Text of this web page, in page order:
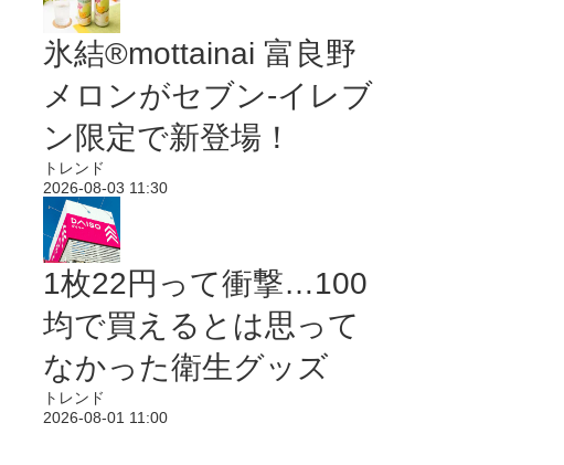
氷結®mottainai 富良野
メロンがセブン‐イレブ
ン限定で新登場！
トレンド
2026-08-03 11:30
1枚22円って衝撃…100
均で買えるとは思って
なかった衛生グッズ
トレンド
2026-08-01 11:00